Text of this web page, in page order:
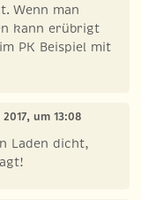
Wenn man
kann erübrigt
PK Beispiel mit
um 13:08
Laden dicht,